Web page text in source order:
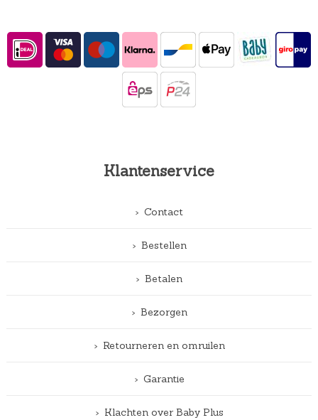
Klantenservice
Contact
Bestellen
Betalen
Bezorgen
Retourneren en omruilen
Garantie
Klachten over Baby Plus